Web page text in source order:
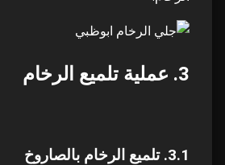
3. عملية تلميع الرخام
3.1. تلميع الرخام بالصاروخ